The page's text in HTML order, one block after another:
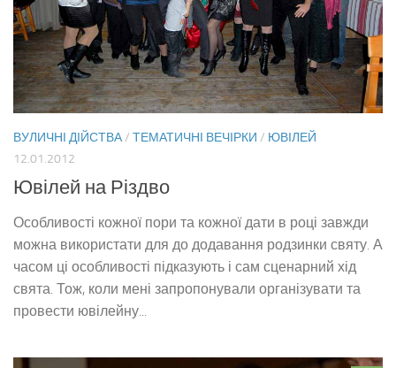
ВУЛИЧНІ ДІЙСТВА/ ТЕМАТИЧНІ ВЕЧІРКИ / ЮВІЛЕЙ
12.01.2012
Ювілей на Різдво
Особливості кожної пори та кожної дати в році завжди
можна використати для до додавання родзинки святу. А
часом ці особливості підказують і сам сценарний хід
свята. Тож, коли мені запропонували організувати та
провести ювілейну...